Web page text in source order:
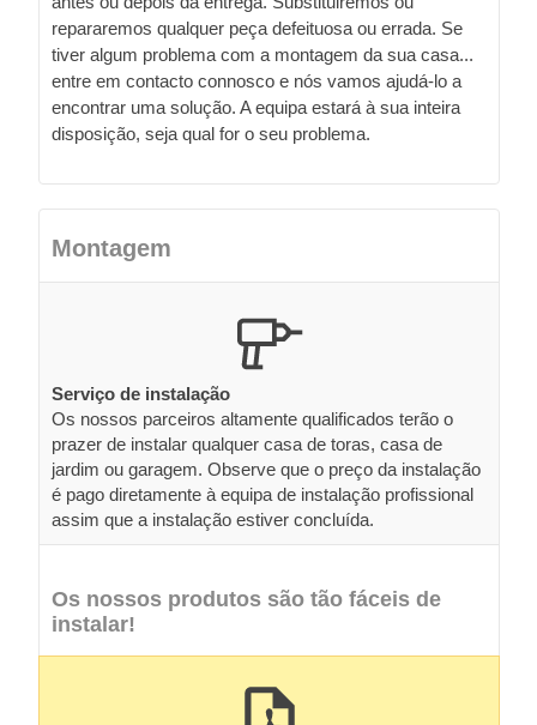
repararemos qualquer peça defeituosa ou errada. Se
tiver algum problema com a montagem da sua casa...
entre em contacto connosco e nós vamos ajudá-lo a
encontrar uma solução. A equipa estará à sua inteira
disposição, seja qual for o seu problema.
Montagem
Serviço de instalação
Os nossos parceiros altamente qualificados terão o
prazer de instalar qualquer casa de toras, casa de
jardim ou garagem. Observe que o preço da instalação
é pago diretamente à equipa de instalação profissional
assim que a instalação estiver concluída.
Os nossos produtos são tão fáceis de
instalar!